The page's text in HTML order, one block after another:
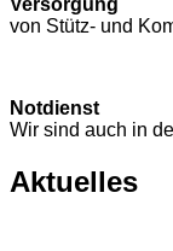
Versorgung
von Stütz- und
Notdienst
Wir sind auch in
Aktuelles